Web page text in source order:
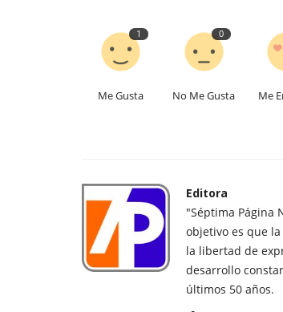
1
Me Gusta
0
No Me Gusta Me
Editora
"Séptima Página
objetivo es que
la libertad de
desarrollo
últimos 50 años.